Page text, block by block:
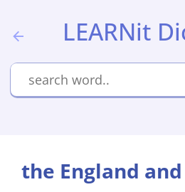
LEARNit
the England